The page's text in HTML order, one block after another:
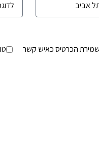
שמירת הכרטיס כאיש קשר